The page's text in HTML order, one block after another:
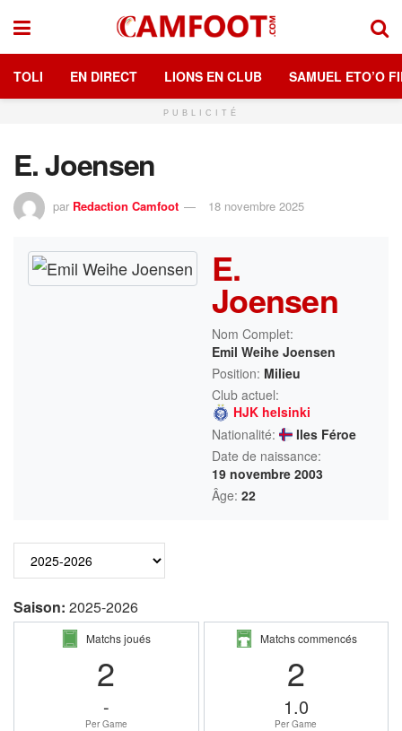
TOLI EN DIRECT LIONS EN CLUB SAMUEL ETO’O
PUBLICITÉ
E. Joensen
par Redaction Camfoot 18 novembre 2025
E.
Joensen
Nom Complet:
Emil Weihe Joensen
Position: Milieu
Club actuel:
HJK helsinki
Nationalité:
Iles Féroe
Date de naissance:
19 novembre 2003
Âge: 22
Saison: 2025-2026
Matchs joués
2
-
Per Game
Matchs commencés
2
1.0
Per Game